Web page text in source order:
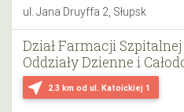
ul. Jana Druyffa 2, Słupsk
near_me 2.3 km od ul. Katoickiej 1
Dział Farmacji
Oddziały Dzienne i